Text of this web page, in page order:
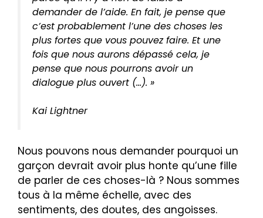
demander de l’aide. En fait, je pense que
c’est probablement l’une des choses les
plus fortes que vous pouvez faire. Et une
fois que nous aurons dépassé cela, je
pense que nous pourrons avoir un
dialogue plus ouvert (…). »
Kai Lightner
Nous pouvons nous demander pourquoi un
garçon devrait avoir plus honte qu’une fille
de parler de ces choses-là ? Nous sommes
tous à la même échelle, avec des
sentiments, des doutes, des angoisses.